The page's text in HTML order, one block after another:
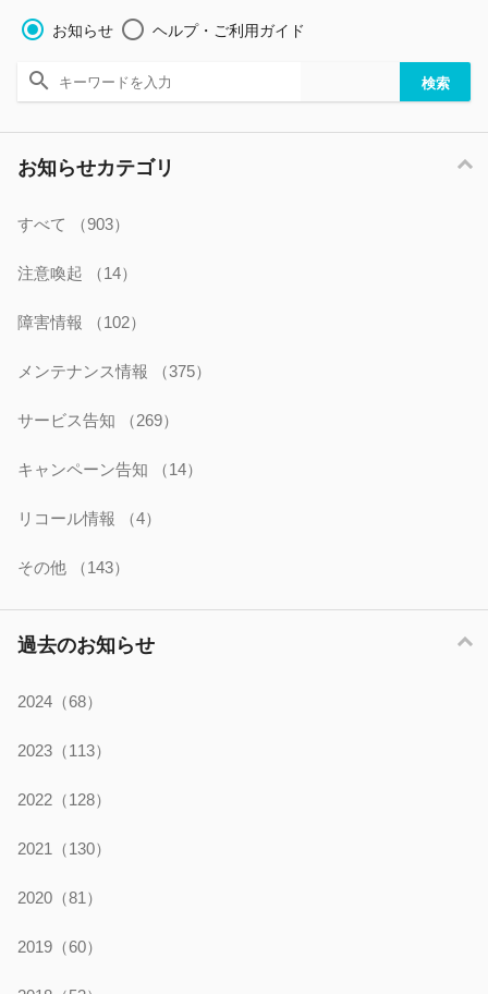
お知らせ ヘルプ・ご利用ガイド
お知らせカテゴリ
すべて （903）
注意喚起 （14）
障害情報 （102）
メンテナンス情報 （375）
サービス告知 （269）
キャンペーン告知 （14）
リコール情報 （4）
その他 （143）
過去のお知らせ
2024 （68）
2023 （113）
2022 （128）
2021 （130）
2020 （81）
2019 （60）